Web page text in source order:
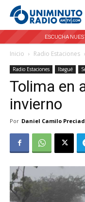
ESCUCHA
Inicio Radio Estaciones
Radio Estaciones Ibagué
Tolima en
invierno
Por Daniel Camilo